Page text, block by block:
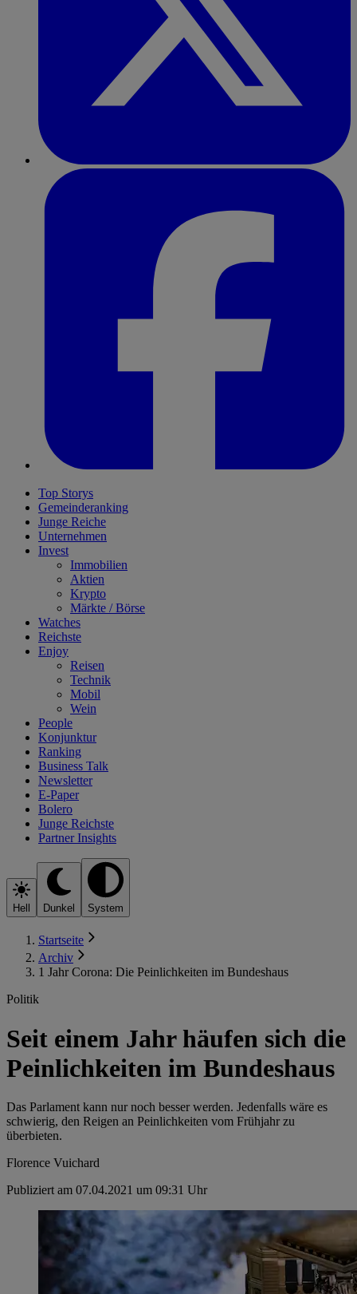
Top Storys
Gemeinderanking
Junge Reiche
Unternehmen
Invest
Immobilien
Aktien
Krypto
Märkte / Börse
Watches
Reichste
Enjoy
Reisen
Technik
Mobil
Wein
People
Konjunktur
Ranking
Business Talk
Newsletter
E-Paper
Bolero
Junge Reichste
Partner Insights
Hell Dunkel System
Startseite
Archiv
1 Jahr Corona: Die Peinlichkeiten im Bundeshaus
Politik
Seit einem Jahr häufen sich die
Peinlichkeiten im Bundeshaus
Das Parlament kann nur noch besser werden. ­Jedenfalls wäre es
schwierig, den Reigen an Peinlichkeiten vom Frühjahr zu
überbieten.
Florence Vuichard
Publiziert am 07.04.2021 um 09:31 Uhr